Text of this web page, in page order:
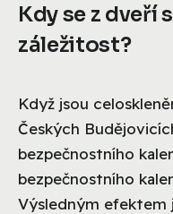
Kdy se z dveří
záležitost?
Když jsou
Českých
bezpečnostního
bezpečnostního
Výsledným efektem